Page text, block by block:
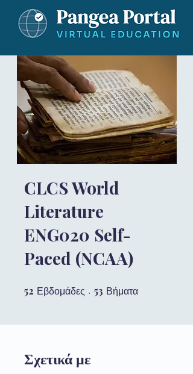
CLCS World
Literature
ENG020 Self-
Paced (NCAA)
52 Εβδομάδες 52 Εβδομάδες
53 Βήματα
Σχετικά με